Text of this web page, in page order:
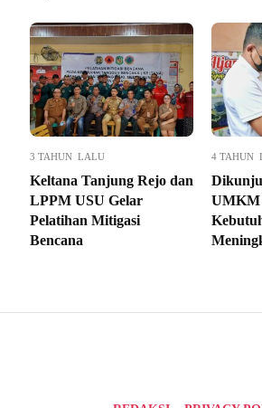
3 TAHUN LALU
Keltana Tanjung Rejo dan
LPPM USU Gelar
Pelatihan Mitigasi
Bencana
4 TAHUN
UMKM